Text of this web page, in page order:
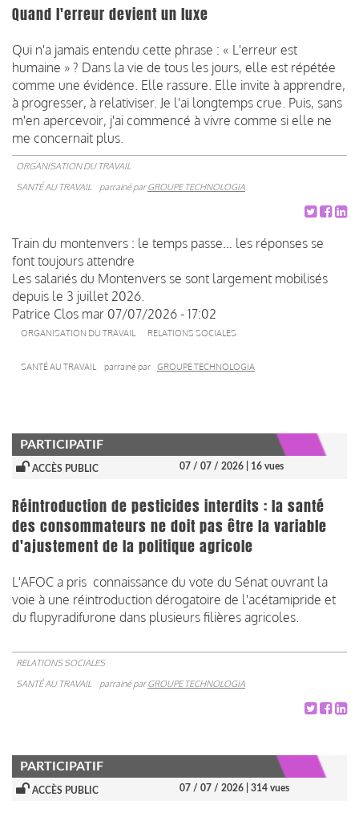
Quand l'erreur devient un luxe
Qui n'a jamais entendu cette phrase : « L'erreur est
humaine » ? Dans la vie de tous les jours, elle est répétée
comme une évidence. Elle rassure. Elle invite à apprendre,
à progresser, à relativiser. Je l'ai longtemps crue. Puis, sans
m'en apercevoir, j'ai commencé à vivre comme si elle ne
me concernait plus.
ORGANISATION DU TRAVAIL
SANTÉ AU TRAVAIL
parrainé parGROUPE TECHNOLOGIA
Train du montenvers : le temps passe… les réponses se
font toujours attendre
Les salariés du Montenvers se sont largement mobilisés
depuis le 3 juillet 2026.
Patrice Clos mar 07/07/2026 - 17:02
ORGANISATION DU TRAVAIL RELATIONS SOCIALES
SANTÉ AU TRAVAIL parrainé par GROUPE TECHNOLOGIA
PARTICIPATIF
ACCÈS PUBLIC 07 / 07 / 2026 | 16 vues
Réintroduction de pesticides interdits : la santé
des consommateurs ne doit pas être la variable
d'ajustement de la politique agricole
L'AFOC a pris connaissance du vote du Sénat ouvrant la
voie à une réintroduction dérogatoire de l'acétamipride et
du flupyradifurone dans plusieurs filières agricoles.
RELATIONS SOCIALES
SANTÉ AU TRAVAIL
parrainé parGROUPE TECHNOLOGIA
PARTICIPATIF
ACCÈS PUBLIC 07 / 07 / 2026 | 314 vues